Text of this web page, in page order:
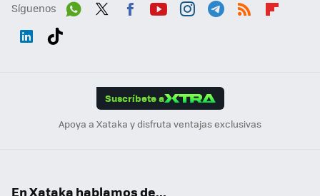
Síguenos
Suscríbete a
Apoya a Xataka y disfruta ventajas exclusivas
En Xataka hablamos de...